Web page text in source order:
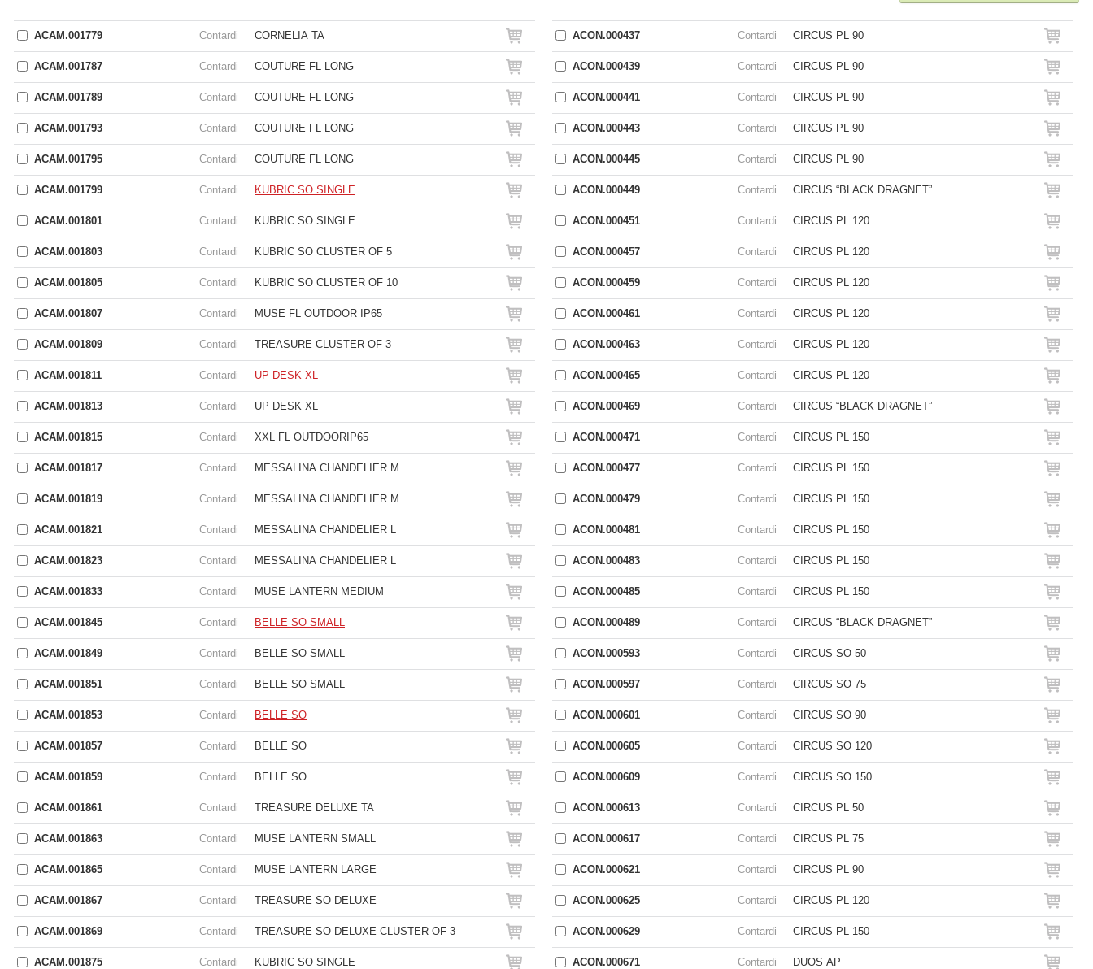
ACAM.001779 Contardi CORNELIA TA
ACAM.001787 Contardi COUTURE FL LONG
ACAM.001789 Contardi COUTURE FL LONG
ACAM.001793 Contardi COUTURE FL LONG
ACAM.001795 Contardi COUTURE FL LONG
ACAM.001799 Contardi KUBRIC SO SINGLE
ACAM.001801 Contardi KUBRIC SO SINGLE
ACAM.001803 Contardi KUBRIC SO CLUSTER OF 5
ACAM.001805 Contardi KUBRIC SO CLUSTER OF 10
ACAM.001807 Contardi MUSE FL OUTDOOR IP65
ACAM.001809 Contardi TREASURE CLUSTER OF 3
ACAM.001811 Contardi UP DESK XL
ACAM.001813 Contardi UP DESK XL
ACAM.001815 Contardi XXL FL OUTDOORIP65
ACAM.001817 Contardi MESSALINA CHANDELIER M
ACAM.001819 Contardi MESSALINA CHANDELIER M
ACAM.001821 Contardi MESSALINA CHANDELIER L
ACAM.001823 Contardi MESSALINA CHANDELIER L
ACAM.001833 Contardi MUSE LANTERN MEDIUM
ACAM.001845 Contardi BELLE SO SMALL
ACAM.001849 Contardi BELLE SO SMALL
ACAM.001851 Contardi BELLE SO SMALL
ACAM.001853 Contardi BELLE SO
ACAM.001857 Contardi BELLE SO
ACAM.001859 Contardi BELLE SO
ACAM.001861 Contardi TREASURE DELUXE TA
ACAM.001863 Contardi MUSE LANTERN SMALL
ACAM.001865 Contardi MUSE LANTERN LARGE
ACAM.001867 Contardi TREASURE SO DELUXE
ACAM.001869 Contardi TREASURE SO DELUXE CLUSTER OF 3
ACAM.001875 Contardi KUBRIC SO SINGLE
ACON.000437 Contardi CIRCUS PL 90
ACON.000439 Contardi CIRCUS PL 90
ACON.000441 Contardi CIRCUS PL 90
ACON.000443 Contardi CIRCUS PL 90
ACON.000445 Contardi CIRCUS PL 90
ACON.000449 Contardi CIRCUS “BLACK DRAGNET”
ACON.000451 Contardi CIRCUS PL 120
ACON.000457 Contardi CIRCUS PL 120
ACON.000459 Contardi CIRCUS PL 120
ACON.000461 Contardi CIRCUS PL 120
ACON.000463 Contardi CIRCUS PL 120
ACON.000465 Contardi CIRCUS PL 120
ACON.000469 Contardi CIRCUS “BLACK DRAGNET”
ACON.000471 Contardi CIRCUS PL 150
ACON.000477 Contardi CIRCUS PL 150
ACON.000479 Contardi CIRCUS PL 150
ACON.000481 Contardi CIRCUS PL 150
ACON.000483 Contardi CIRCUS PL 150
ACON.000485 Contardi CIRCUS PL 150
ACON.000489 Contardi CIRCUS “BLACK DRAGNET”
ACON.000593 Contardi CIRCUS SO 50
ACON.000597 Contardi CIRCUS SO 75
ACON.000601 Contardi CIRCUS SO 90
ACON.000605 Contardi CIRCUS SO 120
ACON.000609 Contardi CIRCUS SO 150
ACON.000613 Contardi CIRCUS PL 50
ACON.000617 Contardi CIRCUS PL 75
ACON.000621 Contardi CIRCUS PL 90
ACON.000625 Contardi CIRCUS PL 120
ACON.000629 Contardi CIRCUS PL 150
ACON.000671 Contardi DUOS AP